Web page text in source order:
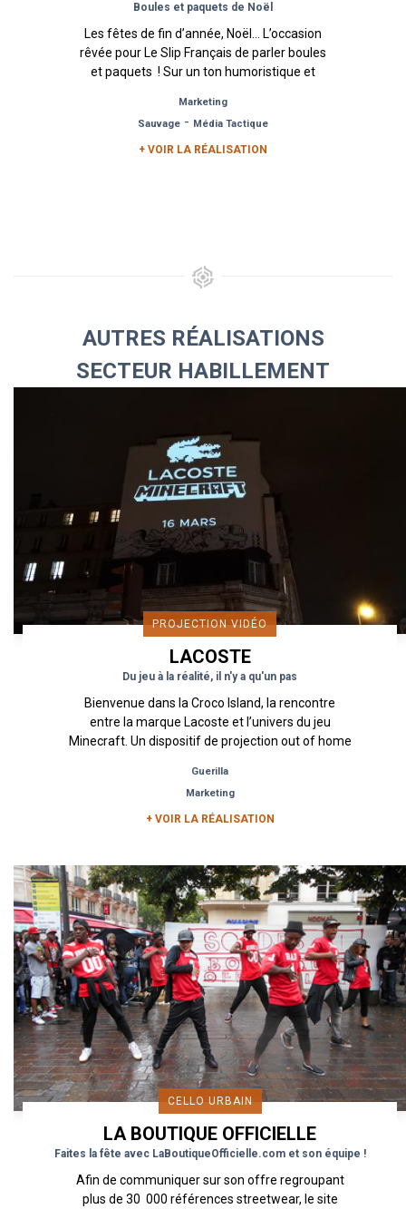
Boules et paquets de Noël
Les fêtes de fin d’année, Noël… L’occasion
rêvée pour Le Slip Français de parler boules
et paquets ! Sur un ton humoristique et
Marketing
Sauvage- Média Tactique
+ VOIR LA RÉALISATION
AUTRES RÉALISATIONS
SECTEUR HABILLEMENT
PROJECTION VIDÉO
LACOSTE
Du jeu à la réalité, il n'y a qu'un pas
Bienvenue dans la Croco Island, la rencontre
entre la marque Lacoste et l’univers du jeu
Minecraft. Un dispositif de projection out of home
Guerilla
Marketing
+ VOIR LA RÉALISATION
CELLO URBAIN
LA BOUTIQUE OFFICIELLE
Faites la fête avec LaBoutiqueOfficielle.com et son équipe !
Afin de communiquer sur son offre regroupant
plus de 30 000 références streetwear, le site